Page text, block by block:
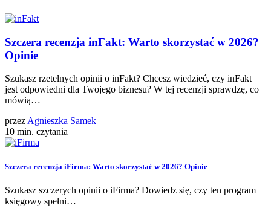
Szczera recenzja inFakt: Warto skorzystać w 2026?
Opinie
Szukasz rzetelnych opinii o inFakt? Chcesz wiedzieć, czy inFakt
jest odpowiedni dla Twojego biznesu? W tej recenzji sprawdzę, co
mówią…
przez Agnieszka Samek
10 min. czytania
Szczera recenzja iFirma: Warto skorzystać w 2026? Opinie
Szukasz szczerych opinii o iFirma? Dowiedz się, czy ten program
księgowy spełni…